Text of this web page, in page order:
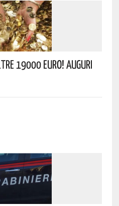
19000 Euro! Auguri